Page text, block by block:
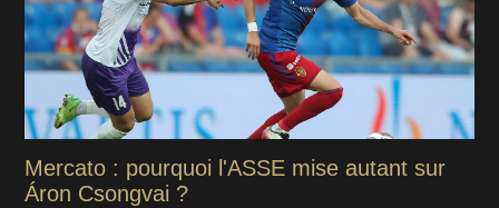
Mercato : pourquoi l'ASSE mise autant sur
Áron Csongvai ?